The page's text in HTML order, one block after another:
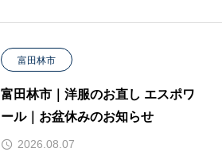
富田林市
富田林市｜洋服のお直し エスポワ
ール｜お盆休みのお知らせ
2026.08.07